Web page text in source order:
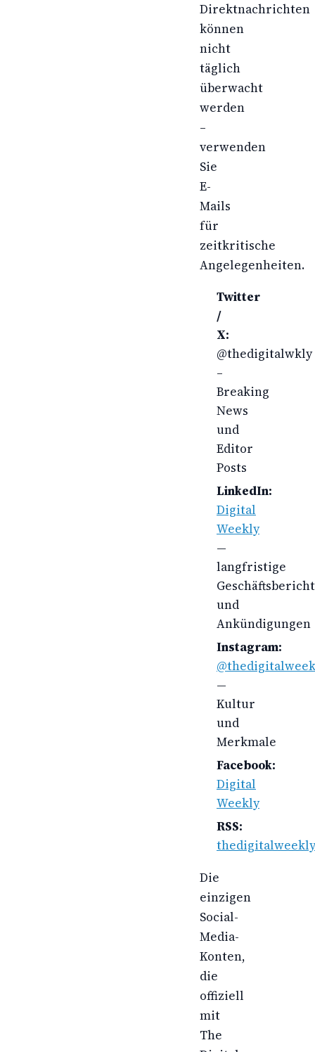
Direktnachrichten
können
nicht
täglich
überwacht
werden
–
verwenden
Sie
E-
Mails
für
zeitkritische
Angelegenheiten.
Twitter
/
X:
@thedigitalwkly
–
Breaking
News
und
Editor
Posts
LinkedIn:
Digital
Weekly
—
langfristige
und
Ankündigungen
Instagram:
—
Kultur
und
Merkmale
Facebook:
Digital
Weekly
RSS:
Die
einzigen
Social-
Media-
Konten,
die
offiziell
mit
The